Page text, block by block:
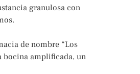
granulosa con
de nombre “Los
bocina amplificada, un